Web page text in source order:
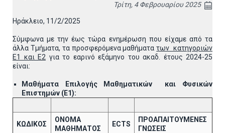
Τρίτη, 4 Φεβρουαρίου 2025
Ηράκλειο, 11/2/2025
Σύμφωνα με την έως τώρα ενημέρωση που είχαμε από τα
άλλα Τμήματα, τα προσφερόμενα μαθήματατων κατηγοριών
Ε1 και Ε2 για το εαρινό εξάμηνο του ακαδ. έτους 2024-25
είναι:
Μαθήματα Επιλογής Μαθηματικών και Φυσικών
Επιστημών (Ε1):
ΚΩΔΙΚΟΣ
ΟΝΟΜΑ
ΜΑΘΗΜΑΤΟΣ
ECTS
ΠΡΟΑΠΑΙΤΟΥΜΕΝΕΣ
ΓΝΩΣΕΙΣ